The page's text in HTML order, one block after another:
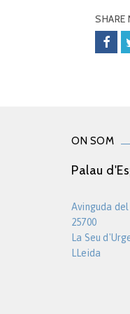
SHARE
ON SOM
Palau
Avinguda del
25700
La Seu
LLeida